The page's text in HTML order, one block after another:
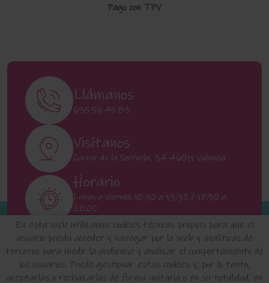
Pago con TPV
En esta web utilizamos cookies técnicas propias para que el
usuario pueda acceder y navegar por la web y analíticas de
terceros para medir la audiencia y analizar el comportamiento de
los usuarios. Puede gestionar estas cookies y, por lo tanto,
aceptarlas o rechazarlas de forma unitaria o en su totalidad, en
Llámanos
635 56 45 83
Visítanos
Carrer de la Serrería, 34 46011 Valencia
Horario
Lunes a Viernes 10:30 a 13:30 / 17:30 a
20:00
Sábados 11:00 a 13:00
INICIO QUIENES SOMOS FAQ'S